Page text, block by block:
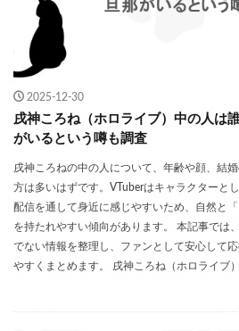
2025-12-30
戌神ころね（ホロライブ）中の人は
がいるという噂も調査
戌神ころねの中の人について、年齢や顔、結
方は多いはずです。VTuberはキャラクターと
配信を通して身近に感じやすいため、自然と
を持たれやすい傾向があります。 本記事では
でない情報を整理し、ファンとして安心して
やすくまとめます。 戌神ころね（ホロライブ